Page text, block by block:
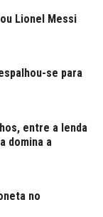
Lionel Messi
se para
entre a lenda
domina a
no